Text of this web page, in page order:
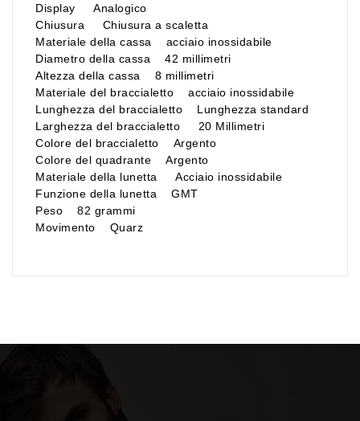
Display Analogico
Chiusura Chiusura a scaletta
Materiale della cassa acciaio inossidabile
Diametro della cassa 42 millimetri
Altezza della cassa 8 millimetri
Materiale del braccialetto acciaio inossidabile
Lunghezza del braccialetto Lunghezza standard
Larghezza del braccialetto 20 Millimetri
Colore del braccialetto Argento
Colore del quadrante Argento
Materiale della lunetta Acciaio inossidabile
Funzione della lunetta GMT
Peso 82 grammi
Movimento Quarz